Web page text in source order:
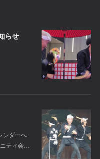
らせ
ンダーへ
ティ会…